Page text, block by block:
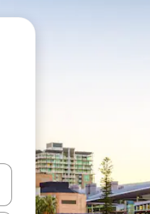
nach oben und